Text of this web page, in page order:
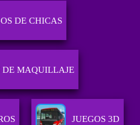
DE CHICAS
DE MAQUILLAJE
JUEGOS 3D